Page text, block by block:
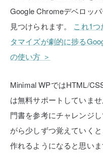
Google Chromeデベロッ
見つけられます。
これ1
タマイズが劇的に捗る
の使い方 ＞
Minimal WPではHTML/
は無料サポートしていませ
門書を参考にチャレンジ
がら少しずつ覚えていく
作れるようになると思いま